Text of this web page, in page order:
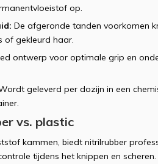
op.
De afgeronde tanden voorkomen
of gekleurd haar.
ontwerp voor optimale grip en
geleverd per dozijn in een
vs. plastic
kammen, biedt nitrilrubber
tijdens het knippen en